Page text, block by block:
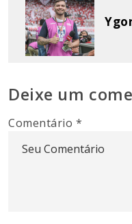
Deixe um
Comentário*